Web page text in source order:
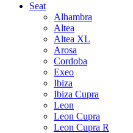
Seat
Alhambra
Altea
Altea XL
Arosa
Cordoba
Exeo
Ibiza
Ibiza Cupra
Leon
Leon Cupra
Leon Cupra R